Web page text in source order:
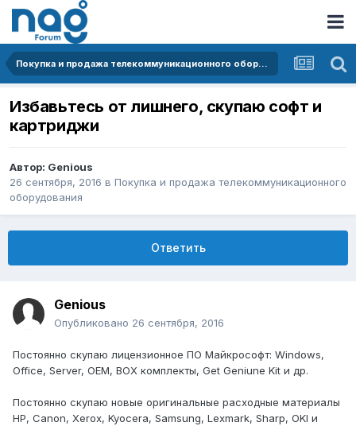
Покупка и продажа телекоммуникационного оборудования
Избавьтесь от лишнего, скупаю софт и
картриджи
Автор: Genious
26 сентября, 2016 в Покупка и продажа телекоммуникационного
оборудования
Ответить
Genious
Опубликовано 26 сентября, 2016
Постоянно скупаю лицензионное ПО Майкрософт: Windows,
Office, Server, ОЕМ, ВОХ комплекты, Get Geniune Kit и др.
Постоянно скупаю новые оригинальные расходные материалы
НР, Сanon, Xerox, Kyocera, Samsung, Lexmark, Sharp, OKI и